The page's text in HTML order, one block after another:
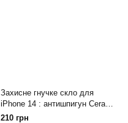
Захисне гнучке скло для
iPhone 14 : антишпигун Ceramic
9D (PRIVACY)
210 грн